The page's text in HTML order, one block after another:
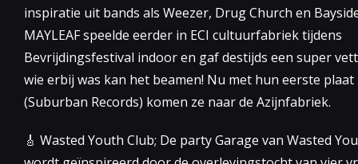
inspiratie uit bands als Weezer, Drug Church en
MAYLEAF speelde eerder in ECI cultuurfabriek tijdens
Bevrijdingsfestival indoor en gaf destijds een super
wie erbij was kan het beamen! Nu met hun eerste
(Suburban Records) komen ze naar de Azijnfabriek.
🎸 Wasted Youth Club; De party Garage van Wasted